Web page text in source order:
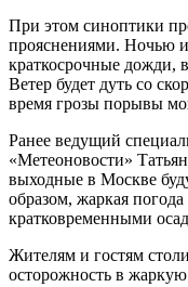
При этом синоптики
прояснениями. Ночью
краткосрочные дожди,
Ветер будет дуть со
время грозы порывы
Ранее ведущий
«Метеоновости»
выходные в Москве
образом, жаркая
кратковременными
Жителям и гостям
осторожность в